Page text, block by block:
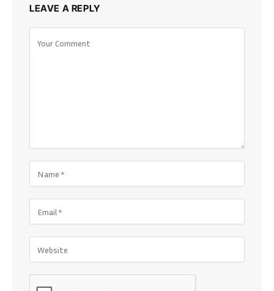
LEAVE A REPLY